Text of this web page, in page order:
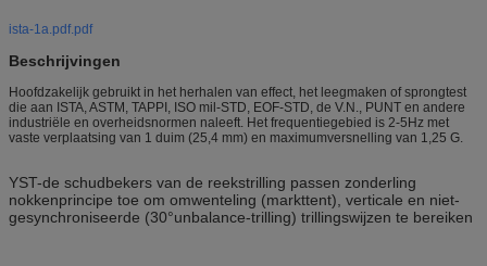
ista-1a.pdf.pdf
Beschrijvingen
Hoofdzakelijk gebruikt in het herhalen van effect, het leegmaken of sprongtest
die aan ISTA, ASTM, TAPPI, ISO mil-STD, EOF-STD, de V.N., PUNT en andere
industriële en overheidsnormen naleeft. Het frequentiegebied is 2-5Hz met
vaste verplaatsing van 1 duim (25,4 mm) en maximumversnelling van 1,25 G.
YST-de schudbekers van de reekstrilling passen zonderling
nokkenprincipe toe om omwenteling (markttent), verticale en niet-
gesynchroniseerde (30°unbalance-trilling) trillingswijzen te bereiken